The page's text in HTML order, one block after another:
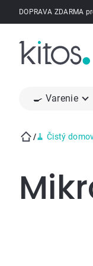
PrejsťDOPRAVA ZDARMA
🍳 Varenie
/🧹 Čistý